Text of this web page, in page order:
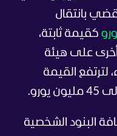
بانتقال
كقيمة ثابتة،
يورو أخرى على هيئة
لترتفع القيمة
البنود الشخصية